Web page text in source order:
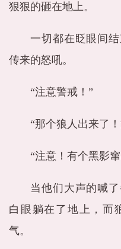
狠狠的砸在地上。
一切都在眨眼间
传来的怒吼。
“注意警戒！”
“那个狼人出来了
“注意！有个黑影
当他们大声的喊
白眼躺在了地上，而
气。